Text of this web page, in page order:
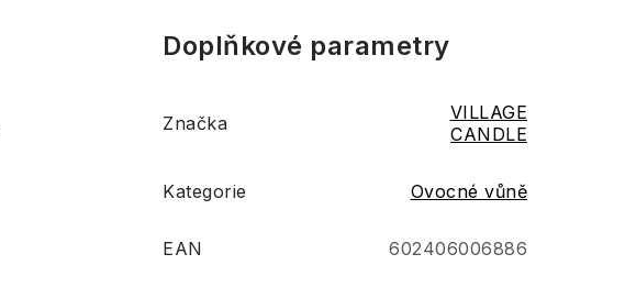
Doplňkové parametry
Značka
VILLAGE
CANDLE
Kategorie Ovocné vůně
EAN 602406006886